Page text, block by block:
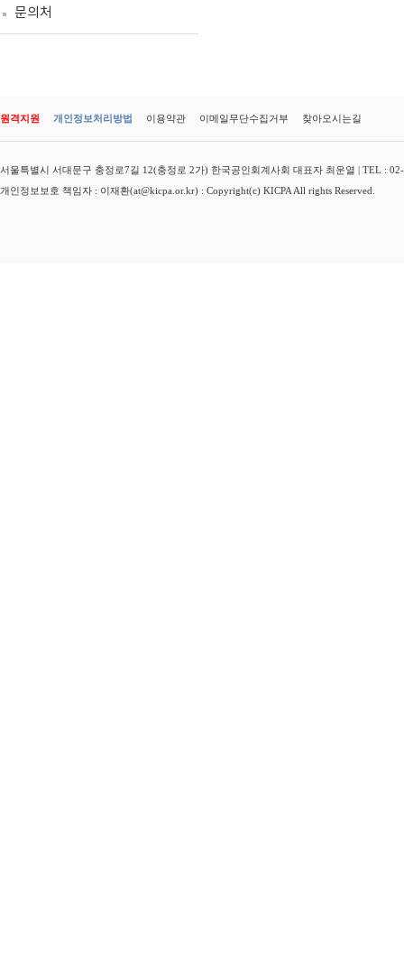
문의처
원격지원 개인정보처리방법 이용약관 이메일무단수집거부 찾아오시는길
서울특별시 서대문구 충정로7길 12(충정로 2가) 한국공인회계사회 대표자 최운열 | TEL :
개인정보보호 책임자 : 이재환(at@kicpa.or.kr) : Copyright(c) KICPA All rights Reserved.